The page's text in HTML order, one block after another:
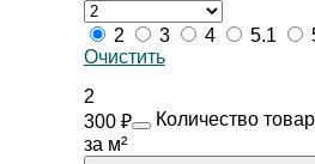
2 3 4 5.1
Очистить
2
300 ₽
за м²
Количество